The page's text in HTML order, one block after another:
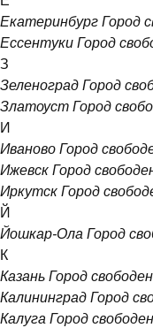
Екатеринбург Город
Ессентуки Город
З
Зеленоград Город
Златоуст Город
И
Иваново Город
Ижевск Город
Иркутск Город
Й
Йошкар-Ола Город
К
Казань Город свободен
Калининград Город
Калуга Город свободен